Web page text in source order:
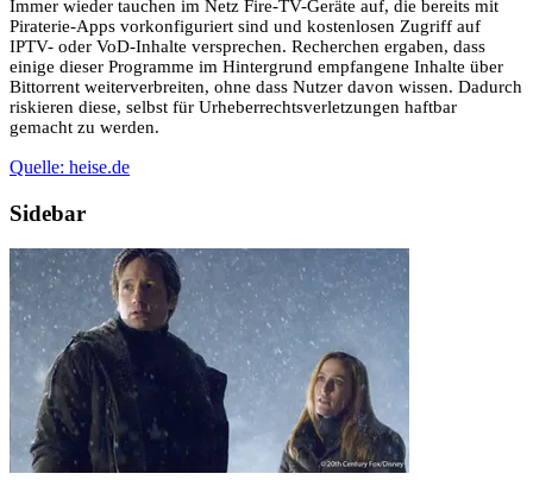
Immer wieder tauchen im Netz Fire-TV-Geräte auf, die bereits mit
Piraterie-Apps vorkonfiguriert sind und kostenlosen Zugriff auf
IPTV- oder VoD-Inhalte versprechen. Recherchen ergaben, dass
einige dieser Programme im Hintergrund empfangene Inhalte über
Bittorrent weiterverbreiten, ohne dass Nutzer davon wissen. Dadurch
riskieren diese, selbst für Urheberrechtsverletzungen haftbar
gemacht zu werden.
Quelle: heise.de
Sidebar